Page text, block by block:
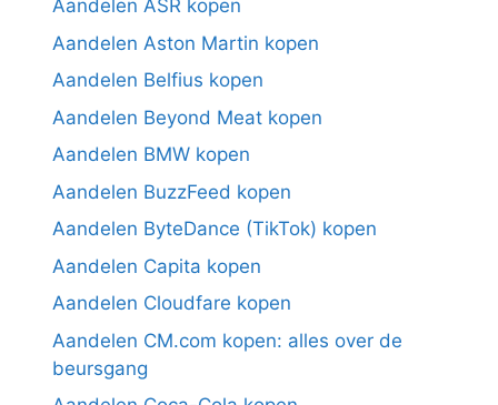
Aandelen ASR kopen
Aandelen Aston Martin kopen
Aandelen Belfius kopen
Aandelen Beyond Meat kopen
Aandelen BMW kopen
Aandelen BuzzFeed kopen
Aandelen ByteDance (TikTok) kopen
Aandelen Capita kopen
Aandelen Cloudfare kopen
Aandelen CM.com kopen: alles over de
beursgang